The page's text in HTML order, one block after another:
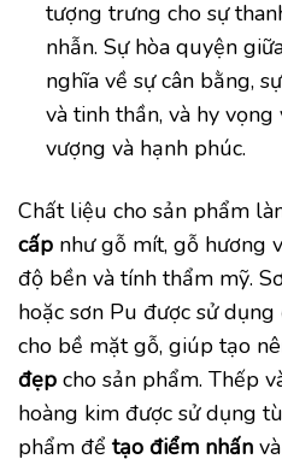
tượng trưng cho sự
nhẫn. Sự hòa quyện
nghĩa về sự cân bằng,
và tinh thần, và hy
vượng và hạnh phúc.
Chất liệu cho sản phẩm
cấp như gỗ mít, gỗ hương
độ bền và tính thẩm mỹ.
hoặc sơn Pu được sử
cho bề mặt gỗ, giúp tạo
đẹp cho sản phẩm. Thếp
hoàng kim được sử dụng
phẩm để tạo điểm nhấn